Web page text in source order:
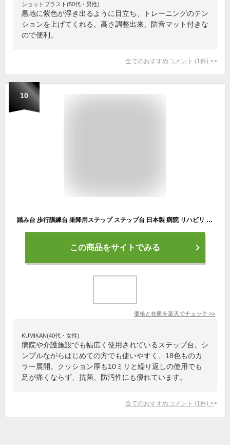
ショットブラスト(50代・男性)
黒地に紫色が浮き出るように目立ち、トレーニングのテン
ションを上げてくれる。高さ調整出来、防音マット付きな
ので便利。
全てのおすすめコメント (1 件) >
10
踏み台 歩行訓練台 乗降用ステップ ステップ台 日本製 病院 リハビリ トレーニング 老人ホーム 高齢者 介護施設 TB-738
この商品をサイトでみる
価格と在庫を楽天でチェック >>
KUMIKAN(40代・女性)
病院や介護施設でも幅広く使用されているステップ台。シ
ンプルながらはじめての方でも使いやすく、18色ものカ
ラー展開。クッション厚も10ミリと繰り返しの使用でも
足が痛くならず、抗菌、防汚性にも優れています。
全てのおすすめコメント (1 件) >